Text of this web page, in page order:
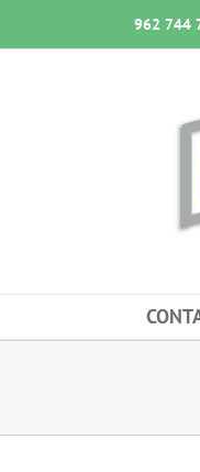
al
962 744